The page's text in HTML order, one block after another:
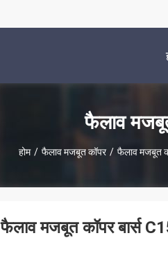
फैलाव
होम / फैलाव मजबूत कॉपर / फैलाव मजबूत
फैलाव मजबूत कॉपर बार्स